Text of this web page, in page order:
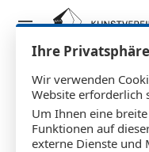
Matthias
Ihre
Wir verwenden
Website erforderlich
Um Ihnen eine
Funktionen auf
externe Dienste und